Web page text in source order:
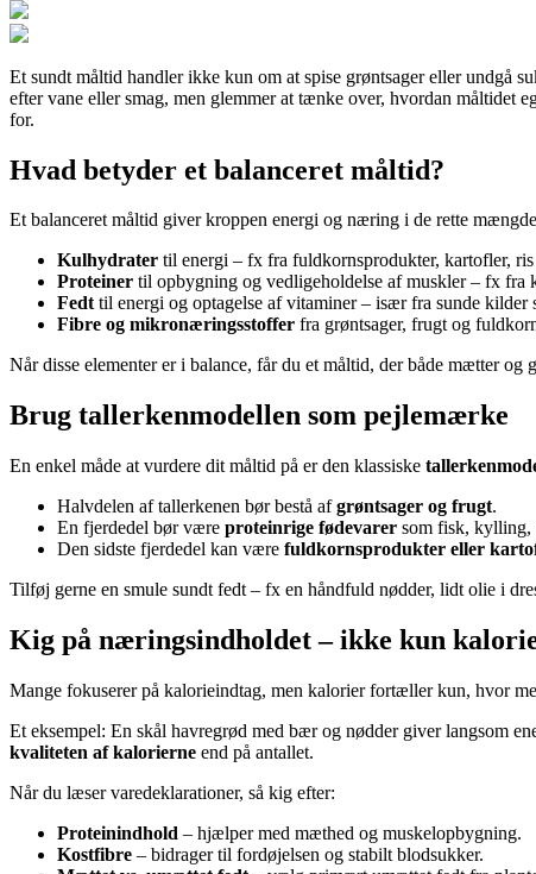
Et sundt måltid handler ikke kun om at spise grøntsager eller undgå
efter vane eller smag, men glemmer at tænke over, hvordan måltidet
for.
Hvad betyder et balanceret måltid?
Et balanceret måltid giver kroppen energi og næring i de rette
Kulhydrater til energi – fx fra fuldkornsprodukter, kartofler,
Proteiner til opbygning og vedligeholdelse af muskler – fx
Fedttil energi og optagelse af vitaminer – især fra sunde kilder
Fibre og mikronæringsstoffer fra grøntsager, frugt og
Når disse elementer er i balance, får du et måltid, der både mætter
Brug tallerkenmodellen som pejlemærke
En enkel måde at vurdere dit måltid på er den klassiske
Halvdelen af tallerkenen bør bestå afgrøntsager og frugt.
En fjerdedel bør være proteinrige fødevarer som fisk, kylling,
Den sidste fjerdedel kan være fuldkornsprodukter eller
Tilføj gerne en smule sundt fedt – fx en håndfuld nødder, lidt olie i
Kig på næringsindholdet – ikke kun
Mange fokuserer på kalorieindtag, men kalorier fortæller kun, hvor
Et eksempel: En skål havregrød med bær og nødder giver langsom
kvaliteten af kalorierne end på antallet.
Når du læser varedeklarationer, så kig efter:
Proteinindhold – hjælper med mæthed og muskelopbygning.
Kostfibre – bidrager til fordøjelsen og stabilt blodsukker.